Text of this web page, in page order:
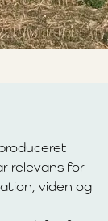
relevans for
viden og